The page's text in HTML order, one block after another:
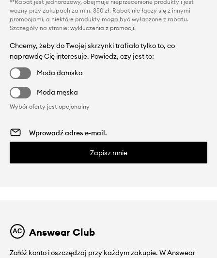
**Rabat jest jednorazowy, obejmuje nieprzecenione produkty i jest
ważny przy zakupach za min. 350 zł. Rabat nie łączy się z innymi
promocjami, a niektóre produkty mogą być wyłączone z rabatu.
Szczegóły na stronie: wykluczenia z promocji.
Chcemy, żeby do Twojej skrzynki trafiało tylko to, co
naprawdę Cię interesuje. Powiedz, czy jest to:
Moda damska
Moda męska
Wybór oferty jest opcjonalny
Zapisz mnie
Answear Club
Załóż konto i oszczędzaj przy każdym zakupie. W Answear